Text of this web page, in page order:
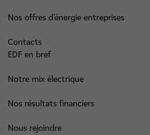
Nos offres d’énergie entreprises
Contacts
EDF en bref
Notre mix électrique
Nos résultats financiers
Nous rejoindre